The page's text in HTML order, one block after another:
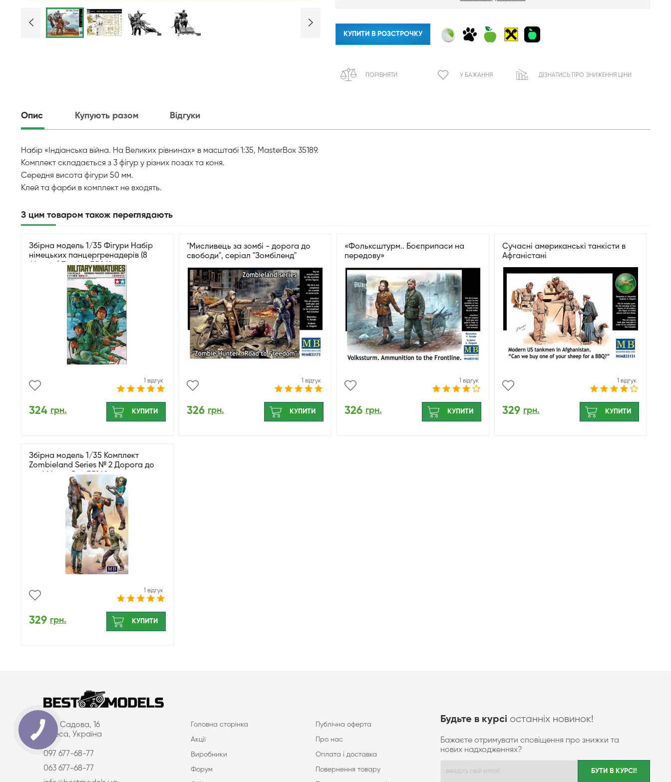
КУПИТИ В РОЗСТРОЧКУ
ПОРІВНЯТИ У БАЖАННЯ ДІЗНАТИСЬ ПРО ЗНИЖЕННЯ ЦІНИ
Опис Купують разом Відгуки
Набір «Індіанська війна. На Великих рівнинах» в масштабі 1:35, MasterBox 35189.
Комплект складається з 3 фігур у різних позах та коня.
Середня висота фігури 50 мм.
Клей та фарби в комплект не входять.
З цим товаром також переглядають
Збірна модель 1/35 Фігури Набір
німецьких панцергренадерів (8
фігурок) Tamiya 35061
1 відгук
324 грн. КУПИТИ
"Мисливець за зомбі - дорога до
свободи", серіал "Зомбіленд"
1 відгук
326 грн. КУПИТИ
«Фольксштурм.. Боєприпаси на
передову»
1 відгук
326 грн. КУПИТИ
Сучасні американські танкісти в
Афганістані
1 відгук
329 грн. КУПИТИ
Збірна модель 1/35 Комплект
Zombieland Series № 2 Дорога до
волі MasterBox 35242
1 відгук
329 грн. КУПИТИ
вул. Садова, 16
Одеса, Україна
097 677-68-77
063 677-68-77
Головна сторінка Публічна оферта
Акції Про нас
Виробники Оплата і доставка
Форум Повернення товару
Будьте в курсі останніх новинок!
Бажаєте отримувати сповіщення про знижки та
нових надходженнях?